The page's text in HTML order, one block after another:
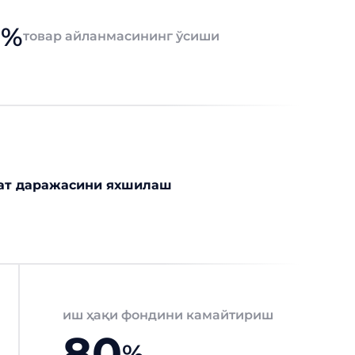
%товар айланмасининг ўсиши
даражасини яхшилаш
иш ҳақи фондини камайтириш